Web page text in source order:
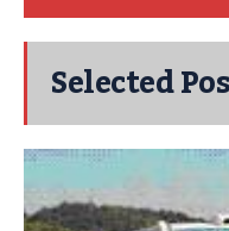
Selected